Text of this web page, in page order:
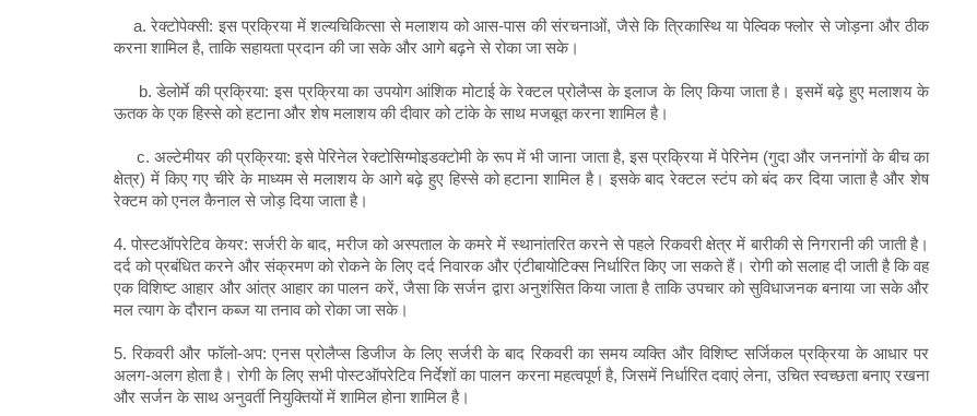
a. रेक्टोपेक्सी: इस प्रक्रिया में शल्यचिकित्सा से मलाशय को आस-पास की संरचनाओं, जैसे कि त्रिकास्थि या पेल्विक फ्लोर से जोड़ना और ठीक
करना शामिल है, ताकि सहायता प्रदान की जा सके और आगे बढ़ने से रोका जा सके।
b. डेलोर्मे की प्रक्रिया: इस प्रक्रिया का उपयोग आंशिक मोटाई के रेक्टल प्रोलैप्स के इलाज के लिए किया जाता है। इसमें बढ़े हुए मलाशय के
ऊतक के एक हिस्से को हटाना और शेष मलाशय की दीवार को टांके के साथ मजबूत करना शामिल है।
c. अल्टेमीयर की प्रक्रिया: इसे पेरिनेल रेक्टोसिग्मोइडक्टोमी के रूप में भी जाना जाता है, इस प्रक्रिया में पेरिनेम (गुदा और जननांगों के बीच का
क्षेत्र) में किए गए चीरे के माध्यम से मलाशय के आगे बढ़े हुए हिस्से को हटाना शामिल है। इसके बाद रेक्टल स्टंप को बंद कर दिया जाता है और शेष
रेक्टम को एनल कैनाल से जोड़ दिया जाता है।
4. पोस्टऑपरेटिव केयर: सर्जरी के बाद, मरीज को अस्पताल के कमरे में स्थानांतरित करने से पहले रिकवरी क्षेत्र में बारीकी से निगरानी की जाती है।
दर्द को प्रबंधित करने और संक्रमण को रोकने के लिए दर्द निवारक और एंटीबायोटिक्स निर्धारित किए जा सकते हैं। रोगी को सलाह दी जाती है कि वह
एक विशिष्ट आहार और आंत्र आहार का पालन करें, जैसा कि सर्जन द्वारा अनुशंसित किया जाता है ताकि उपचार को सुविधाजनक बनाया जा सके और
मल त्याग के दौरान कब्ज या तनाव को रोका जा सके।
5. रिकवरी और फॉलो-अप: एनस प्रोलैप्स डिजीज के लिए सर्जरी के बाद रिकवरी का समय व्यक्ति और विशिष्ट सर्जिकल प्रक्रिया के आधार पर
अलग-अलग होता है। रोगी के लिए सभी पोस्टऑपरेटिव निर्देशों का पालन करना महत्वपूर्ण है, जिसमें निर्धारित दवाएं लेना, उचित स्वच्छता बनाए रखना
और सर्जन के साथ अनुवर्ती नियुक्तियों में शामिल होना शामिल है।